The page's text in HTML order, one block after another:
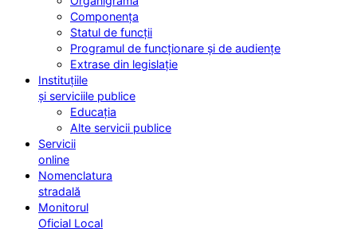
Componența
Statul de funcții
Programul de funcționare și de audiențe
Extrase din legislație
Instituțiile
și serviciile publice
Educația
Alte servicii publice
Servicii
online
Nomenclatura
stradală
Monitorul
Oficial Local